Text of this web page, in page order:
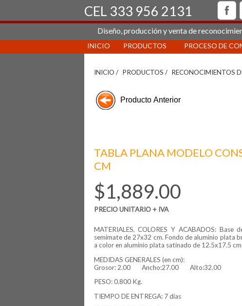
CEL 333 956 2131
Diseño, producción y venta de
INICIO PRODUCTOS PROCESO DE
INICIO / PRODUCTOS / RECONOCIMIENTOS
TABLA PLANA MODELO
CM
$1,889.00
PRECIO UNITARIO + IVA
MATERIALES, COLORES Y ACABADOS: Base
semimate de 27x32 cm. Fondo de aluminio plata
a color en aluminio plata satinado de 12.5x17.5 cm.
MEDIDAS GENERALES (en cm):
Grosor: 2.00 Ancho:27.00
Alto:32.00
PESO: 0.800 Kg.
TIEMPO DE ENTREGA: 7 días